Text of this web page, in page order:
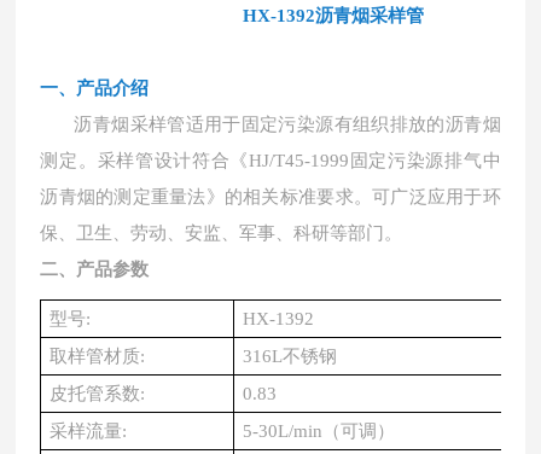
HX-1392沥青烟采样管
一、产品介绍
沥青烟采样管适用于固定污染源有组织排放的沥青烟
测定。采样管设计符合《HJ/T45-1999固定污染源排气中
沥青烟的测定重量法》的相关标准要求。可广泛应用于环
保、卫生、劳动、安监、军事、科研等部门。
二、产品参数
型号:
HX-1392
取样管材质:
316L不锈钢
皮托管系数:
0.83
采样流量:
5-30L/min（可调）